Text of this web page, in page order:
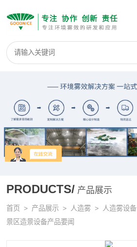
PRODUCTS/ 产品展示
首页 > 产品展示 > 人造雾 > 人造雾设备
景区造景设备产品要闻